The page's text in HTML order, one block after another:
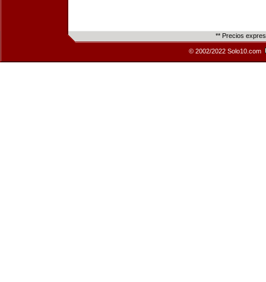
** Precios
© 2002/2022 Solo10.com